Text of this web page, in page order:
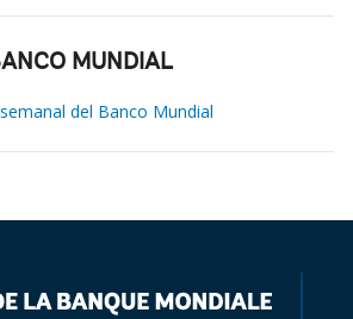
MUNDIAL
del Banco Mundial